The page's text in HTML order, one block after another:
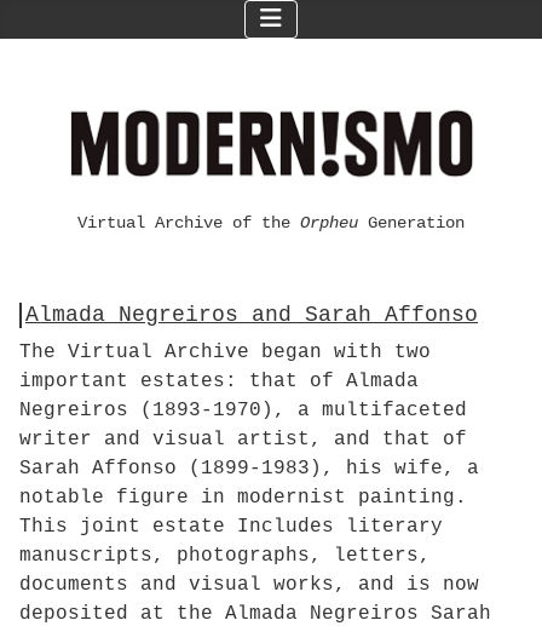
Virtual Archive of the Orpheu Generation
Almada Negreiros and Sarah Affonso
The Virtual Archive began with two
important estates: that of Almada
Negreiros (1893-1970), a multifaceted
writer and visual artist, and that of
Sarah Affonso (1899-1983), his wife, a
notable figure in modernist painting.
This joint estate Includes literary
manuscripts, photographs, letters,
documents and visual works, and is now
deposited at the Almada Negreiros Sarah